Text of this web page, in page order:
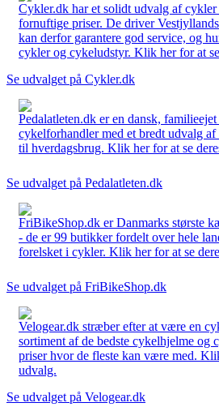
Cykler.dk har et solidt udvalg af
fornuftige priser. De driver
kan derfor garantere god service, og
cykler og cykeludstyr. Klik her for at
Se udvalget på Cykler.dk
Pedalatleten.dk er en dansk,
cykelforhandler med et bredt udvalg
til hverdagsbrug. Klik her for at se
Se udvalget på Pedalatleten.dk
FriBikeShop.dk er Danmarks største
- de er 99 butikker fordelt over hele
forelsket i cykler. Klik her for at se
Se udvalget på FriBikeShop.dk
Velogear.dk stræber efter at være en
sortiment af de bedste cykelhjelme og
priser hvor de fleste kan være med.
udvalg.
Se udvalget på Velogear.dk